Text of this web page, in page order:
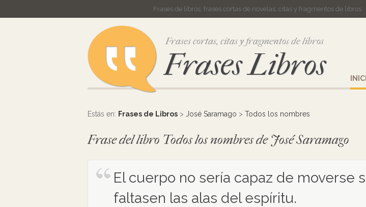
Frases de libros, frases cortas de novelas, citas y fragmentos de libros
Frases cortas, citas y fragmentos de libros
Frases Libros
Estás en: Frases de Libros > José Saramago > Todos los nombres
Frase del libro Todos los nombres de José Saramago
El cuerpo no sería capaz de moverse
faltasen las alas del espíritu.